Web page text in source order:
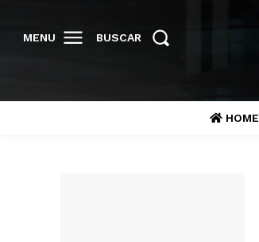
MENU BUSCAR
HOME